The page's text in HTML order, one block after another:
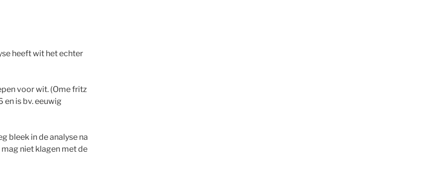
heeft wit het echter
voor wit. (Ome fritz
en is bv. eeuwig
bleek in de analyse na
niet klagen met de